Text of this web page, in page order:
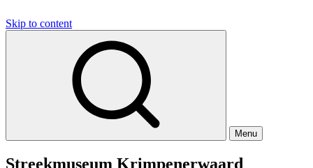
Skip to content
Menu
Streekmuseum Krimpenerwaard